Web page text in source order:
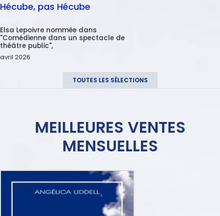
Hécube, pas Hécube
Nom
Elsa Lepoivre nommée dans
"Comédienne dans un spectacle de
théâtre public",
Date
avril 2026
TOUTES LES SÉLECTIONS
MEILLEURES VENTES
MENSUELLES